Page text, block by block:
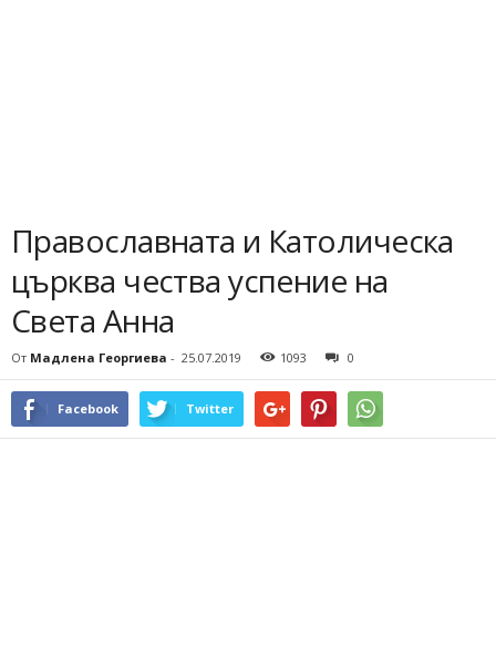
Православната и Католическа
църква чества успение на
Света Анна
От Мадлена Георгиева - 25.07.2019 1093 0
Facebook Twitter